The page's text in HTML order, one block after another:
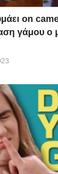
on
γάμου ο